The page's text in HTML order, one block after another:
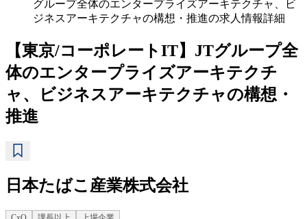
グループ全体のエンタープライズアーキテクチャ、ビ
ジネスアーキテクチャの構想・推進の求人情報詳細
【東京/コーポレートIT】JTグループ全
体のエンタープライズアーキテクチ
ャ、ビジネスアーキテクチャの構想・
推進
日本たばこ産業株式会社